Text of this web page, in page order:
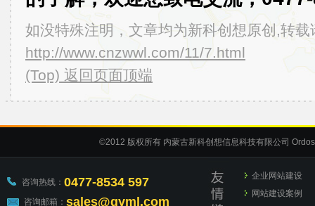
如没特殊注明，文章均为新科创想原创,转载
http://www.cnzwwl.com/11/7.html
(Top) 返回页面顶端
©2012 版权所有 内蒙古新科创想信息科技有限公司
咨询热线： 0477-8534 597
咨询邮箱： sales@qyml.com
企业网站建设
网站建设案例